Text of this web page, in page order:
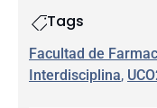
Tags
Facultad de
Interdisciplina,